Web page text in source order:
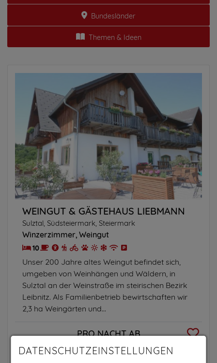
Bundesländer
Themen & Ideen
WEINGUT & GÄSTEHAUS LIEBMANN
Sulztal, Südsteiermark, Steiermark
Winzerzimmer Weingut
10
Unser 200 Jahre altes Weingut befindet sich,
umgeben von Weinhängen und Wäldern, in
Sulztal an der Weinstraße im steirischen Bezirk
Leibnitz. Als Familienbetrieb bewirtschaften wir
2,3 ha Weingärten und...
PRO NACHT AB
52€
DATENSCHUTZEINSTELLUNGEN